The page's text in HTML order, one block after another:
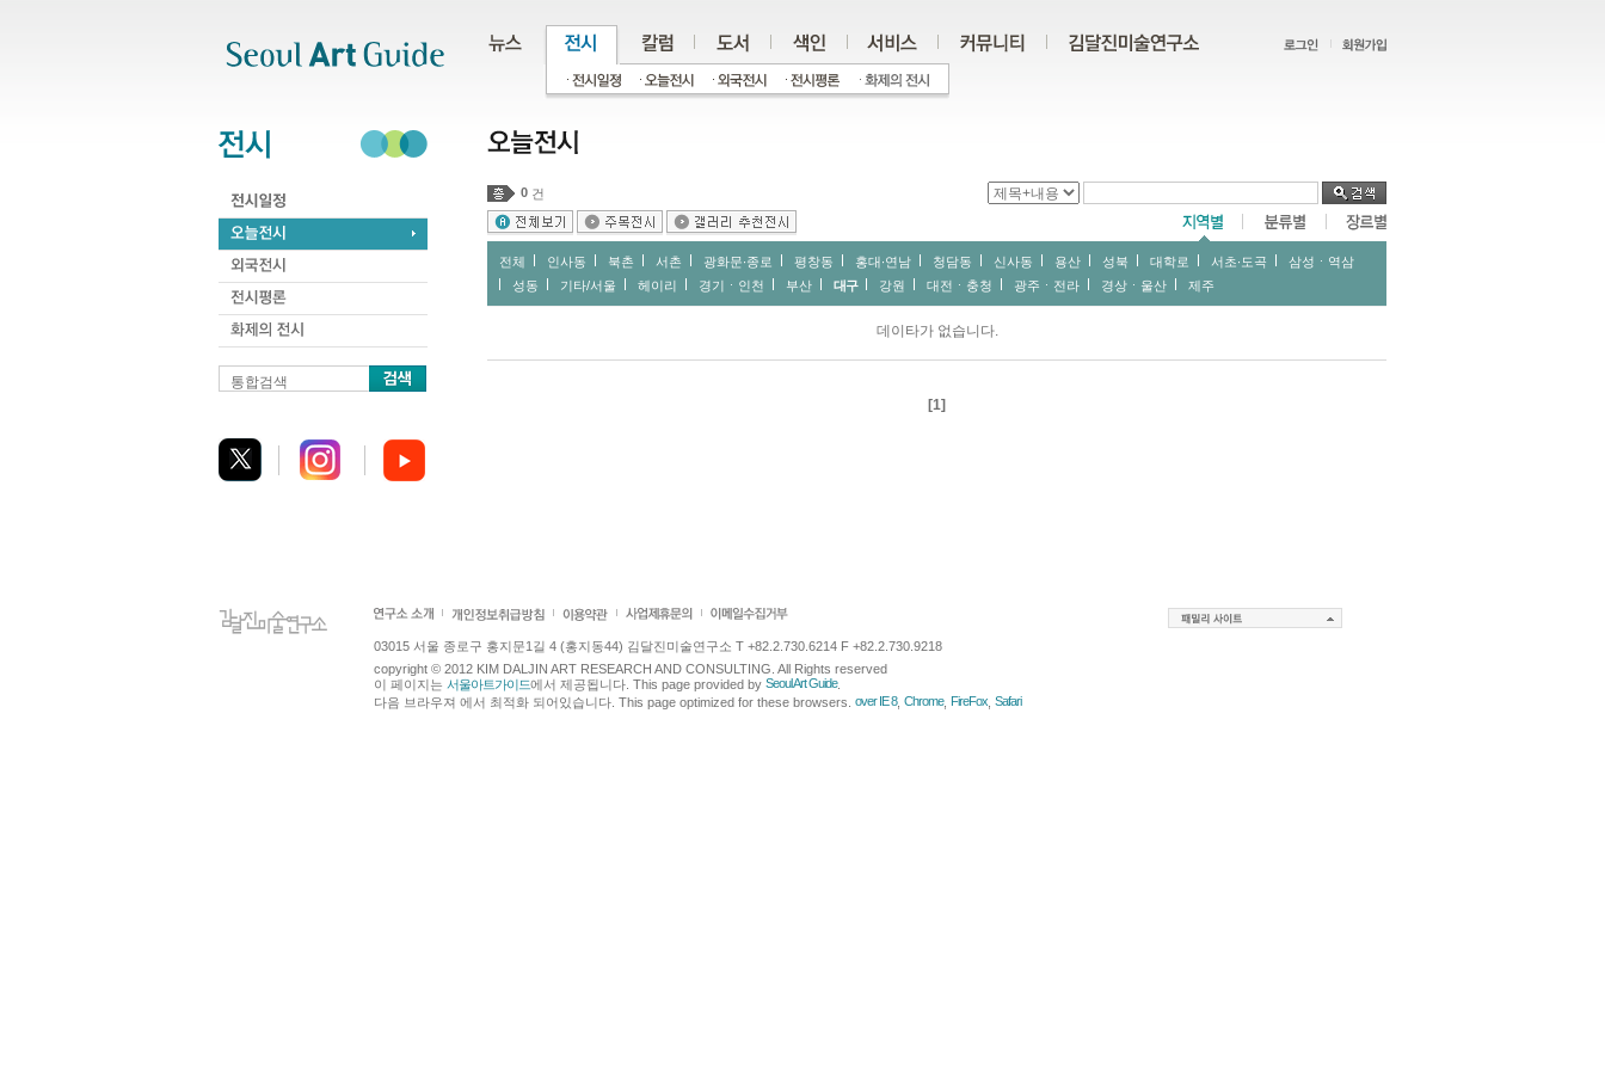
통합검색
0 건
전체 인사동 북촌 서촌 광화문∙종로 평창동 홍대∙연남 청담동 신사동 용산 성북 대학로 서초∙도곡
삼성ㆍ역삼
성동
기타/서울 헤이리 경기ㆍ인천 부산 대구 강원 대전ㆍ충청 광주ㆍ전라 경상ㆍ울산 제주
데이타가 없습니다.
[1]
03015 서울 종로구 홍지문1길 4 (홍지동44) 김달진미술연구소 T +82.2.730.6214 F +82.2.730.9218
copyright © 2012 KIM DALJIN ART RESEARCH AND CONSULTING. All Rights reserved
이 페이지는 서울아트가이드에서 제공됩니다. This page provided by Seoul Art Guide.
다음 브라우져 에서 최적화 되어있습니다. This page optimized for these browsers. over IE 8, Chrome, FireFox Safari